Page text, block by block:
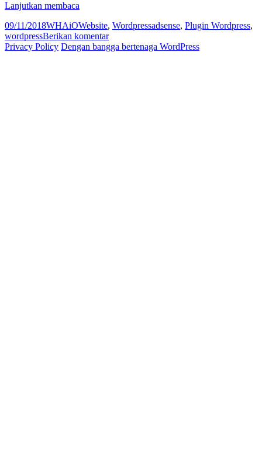
Lanjutkan membaca
Untuk
WordPress
Diposkan
pada
09/11/2018Penulis
WHAiOKategori
Website, WordpressTag
adsense, Plugin Wordpress,
wordpressBerikan komentaruntuk
Plugin
Privacy Policy Dengan bangga bertenaga WordPress